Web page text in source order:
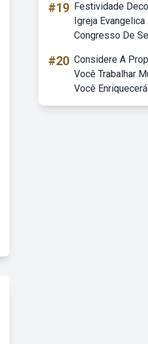
#19 Festividade
Igreja Evangelica
Congresso De
#20 Considere A
Você Trabalhar
Você Enriquecerá